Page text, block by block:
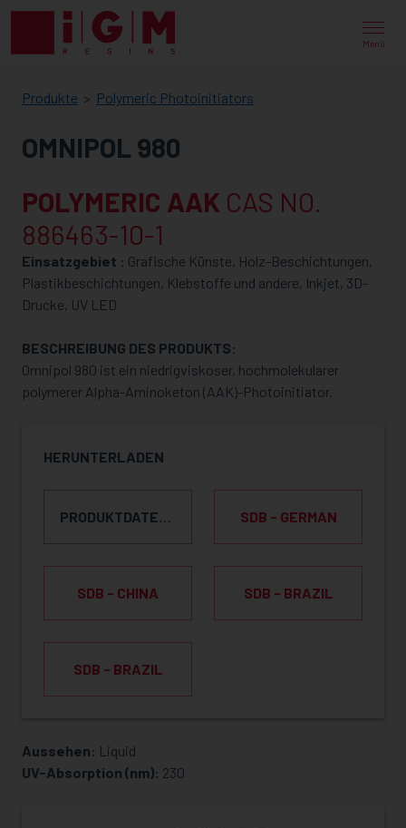
Menü
IGM
RESINS
Produkte Polymeric Photoinitiators
OMNIPOL 980
POLYMERIC AAK CAS NO.
886463-10-1
Einsatzgebiet : Grafische Künste, Holz-Beschichtungen,
Plastikbeschichtungen, Klebstoffe und andere, Inkjet, 3D-
Drucke, UV LED
BESCHREIBUNG DES PRODUKTS:
Omnipol 980 ist ein niedrigviskoser, hochmolekularer
polymerer Alpha-Aminoketon (AAK)-Photoinitiator.
HERUNTERLADEN
PRODUKTDATENBLATT SDB - GERMAN
SDB - CHINA SDB - BRAZIL
SDB - BRAZIL
MUSTER ANFRAGEN
Aussehen: Liquid
UV-Absorption (nm): 230